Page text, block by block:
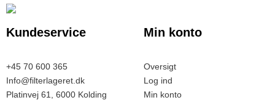
Kundeservice
+45 70 600 365
Info@filterlageret.dk
Platinvej 61, 6000 Kolding
Min konto
Oversigt
Log ind
Min konto